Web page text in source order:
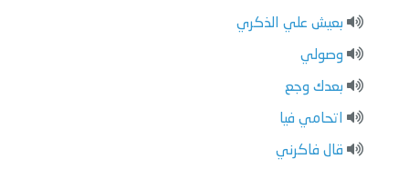
بعيش علي الذكري
وصولي
بعدك وجع
اتحامي فيا
قال فاكرني